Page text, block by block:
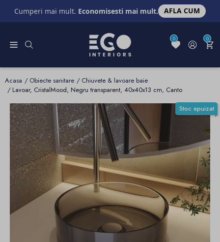
Cumperi mai mult. Economisesti mai mult. AFLA CUM
0 0
Acasa Obiecte sanitare
Chiuvete & lavoare baie
Lavoar, CristalMood, Negru transparent, 40x40x13 cm, Canto
Stoc epuizat